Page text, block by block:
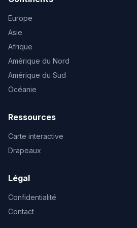
Europe
Asie
Afrique
Amérique du Nord
Amérique du Sud
Océanie
Ressources
Carte interactive
Drapeaux
Légal
Confidentialité
Contact